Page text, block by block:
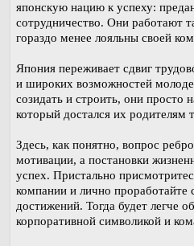
японскую нацию к успеху:
сотрудничество. Они работают
гораздо менее лояльны своей
Япония переживает сдвиг
и широких возможностей
созидать и строить, они просто
который достался их родителям
Здесь, как понятно, вопрос
мотивации, а постановки
успех. Пристально
компании и лично проработайте
достижений. Тогда будет легче
корпоративной символикой и